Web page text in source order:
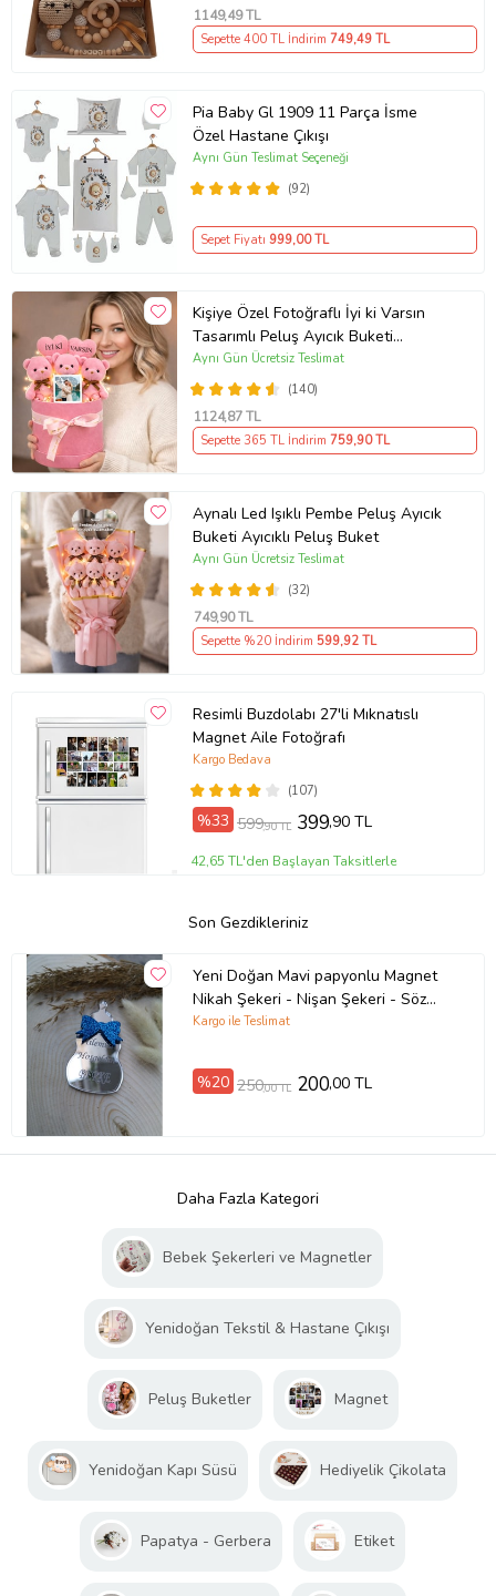
1149,49 TL
Sepette 400 TL İndirim 749,49 TL
Pia Baby Gl 1909 11 Parça İsme
Özel Hastane Çıkışı
(92)
Aynı Gün Teslimat Seçeneği
Sepet Fiyatı 999,00 TL
Kişiye Özel Fotoğraflı İyi ki Varsın
Tasarımlı Peluş Ayıcık Buketi
(Pembe)
(140)
Aynı Gün Ücretsiz Teslimat
1124,87 TL
Sepette 365 TL İndirim 759,90 TL
Aynalı Led Işıklı Pembe Peluş Ayıcık
Buketi Ayıcıklı Peluş Buket
(32)
Aynı Gün Ücretsiz Teslimat
749,90 TL
Sepette %20 İndirim 599,92 TL
Resimli Buzdolabı 27'li Mıknatıslı
Magnet Aile Fotoğrafı
(107)
Kargo Bedava
%33 599,90 TL 399,90 TL
42,65 TL'den Başlayan Taksitlerle
Son Gezdikleriniz
Yeni Doğan Mavi papyonlu Magnet
Nikah Şekeri - Nişan Şekeri - Söz
Şekeri - Düğün Magnet - Nişan
Magnet - Doğum Magnet - Yaş
Magnet 7cm (Gümüş)
Kargo ile Teslimat
%20 250,00 TL 200,00 TL
Daha Fazla Kategori
Bebek Şekerleri ve Magnetler
Yenidoğan Tekstil & Hastane Çıkışı
Peluş Buketler Magnet
Yenidoğan Kapı Süsü Hediyelik Çikolata
Papatya - Gerbera Etiket